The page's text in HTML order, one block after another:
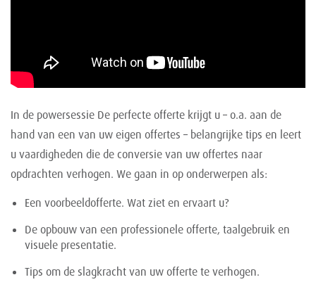
In de powersessie De perfecte offerte krijgt u – o.a. aan de
hand van een van uw eigen offertes – belangrijke tips en leert
u vaardigheden die de conversie van uw offertes naar
opdrachten verhogen. We gaan in op onderwerpen als:
Een voorbeeldofferte. Wat ziet en ervaart u?
De opbouw van een professionele offerte, taalgebruik en
visuele presentatie.
Tips om de slagkracht van uw offerte te verhogen.